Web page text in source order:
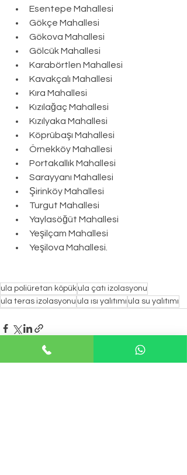
Esentepe Mahallesi
Gökçe Mahallesi
Gökova Mahallesi
Gölcük Mahallesi
Karabörtlen Mahallesi
Kavakçalı Mahallesi
Kıra Mahallesi
Kızılağaç Mahallesi
Kızılyaka Mahallesi
Köprübaşı Mahallesi
Örnekköy Mahallesi
Portakallık Mahallesi
Sarayyanı Mahallesi
Şirinköy Mahallesi
Turgut Mahallesi
Yaylasöğüt Mahallesi
Yeşilçam Mahallesi
Yeşilova Mahallesi.
ula poliüretan köpük ula çatı izolasyonu
ula teras izolasyonu ula ısı yalıtımı ula su yalıtımı